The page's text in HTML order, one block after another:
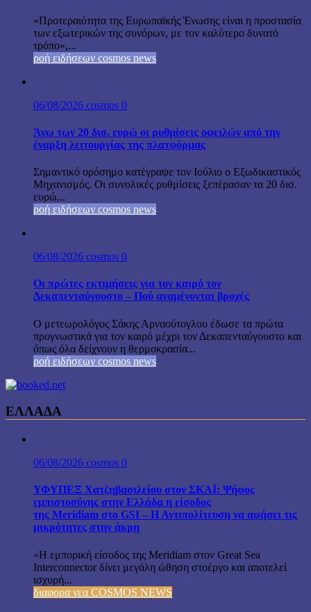
«Προτεραιότητα της Ευρωπαϊκής Ένωσης είναι η προστασία
των εξωτερικών της συνόρων, με τον καλύτερο δυνατό
τρόπο»,...
ροή ειδήσεων cosmos news
06/08/2026 cosmos 0
Άνω των 20 δισ. ευρώ οι ρυθμίσεις οφειλών από την
έναρξη λειτουργίας της πλατφόρμας
Σημαντικό ορόσημο κατέγραψε τον Ιούλιο ο Εξωδικαστικός
Μηχανισμός. Οι συνολικές ρυθμίσεις ξεπέρασαν τα 20 δισ.
ευρώ...
ροή ειδήσεων cosmos news
06/08/2026 cosmos 0
Οι πρώτες εκτιμήσεις για τον καιρό τον
Δεκαπενταύγουστο – Πού αναμένονται βροχές
Ο μετεωρολόγος Σάκης Αρναούτογλου έδωσε τα πρώτα
προγνωστικά για τον καιρό μέχρι τον Δεκαπενταύγουστο και
όπως όλα δείχνουν η θερμοκρασία...
ροή ειδήσεων cosmos news
ΕΛΛΑΔΑ
06/08/2026 cosmos 0
ΥΦΥΠΕΞ Χατζηβασιλείου στον ΣΚΑΪ: Ψήφος
εμπιστοσύνης στην Ελλάδα η είσοδος
της Meridiam στο GSI – Η Αντιπολίτευση να αφήσει τις
μικρότητες στην άκρη
«Η εμπορική είσοδος της Meridiam στον Great Sea
Interconnector δίνει μεγάλη ώθηση στοέργο και αποτελεί
ισχυρή...
διαφορα νεα COSMOS NEWS